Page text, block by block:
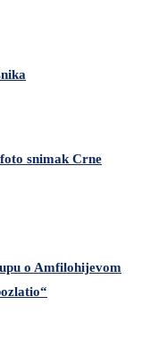
snimak Crne
o Amfilohijevom